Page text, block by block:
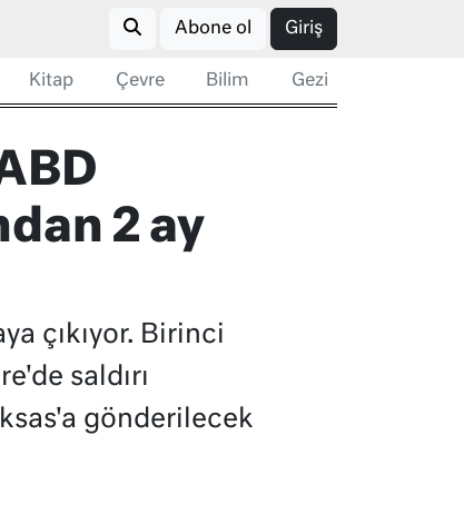
Abone ol Giriş
Kitap Çevre Bilim Gezi
2 ay
çıkıyor. Birinci
saldırı
gönderilecek